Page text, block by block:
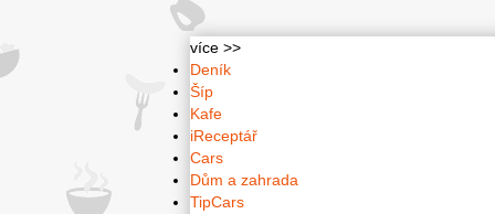
více >>
Deník
Šíp
Kafe
iReceptář
Cars
Dům a zahrada
TipCars